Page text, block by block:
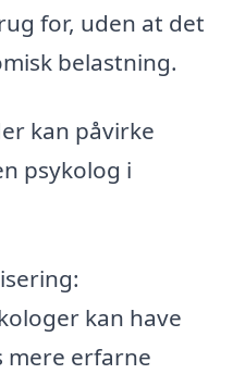
for, uden at det
belastning.
kan påvirke
psykolog i
kan have
mere erfarne